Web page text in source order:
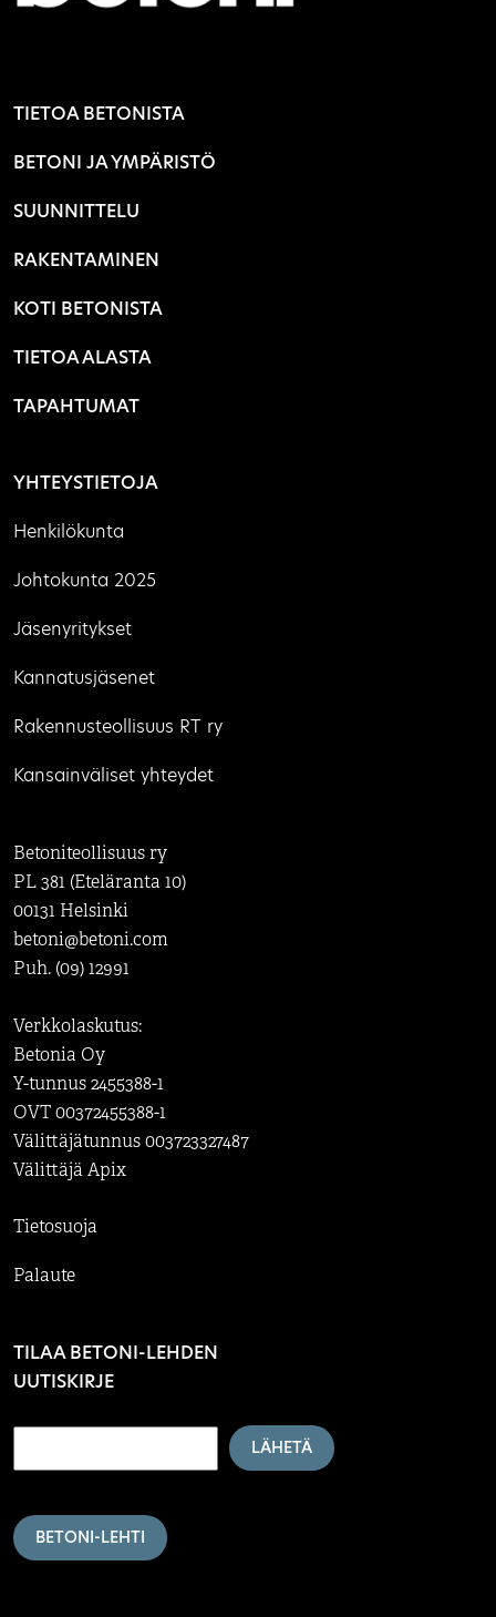
TIETOA BETONISTA
BETONI JA YMPÄRISTÖ
SUUNNITTELU
RAKENTAMINEN
KOTI BETONISTA
TIETOA ALASTA
TAPAHTUMAT
YHTEYSTIETOJA
Henkilökunta
Johtokunta 2025
Jäsenyritykset
Kannatusjäsenet
Rakennusteollisuus RT ry
Kansainväliset yhteydet
Betoniteollisuus ry
PL 381 (Eteläranta 10)
00131 Helsinki
betoni@betoni.com
Puh. (09) 12991
Verkkolaskutus:
Betonia Oy
Y-tunnus 2455388-1
OVT 00372455388-1
Välittäjätunnus 003723327487
Välittäjä Apix
Tietosuoja
Palaute
TILAA BETONI-LEHDEN
UUTISKIRJE
LÄHETÄ
BETONI-LEHTI